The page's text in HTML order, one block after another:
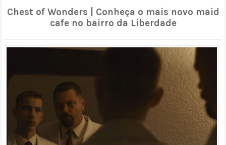
Chest of Wonders | Conheça o mais novo maid
cafe no bairro da Liberdade